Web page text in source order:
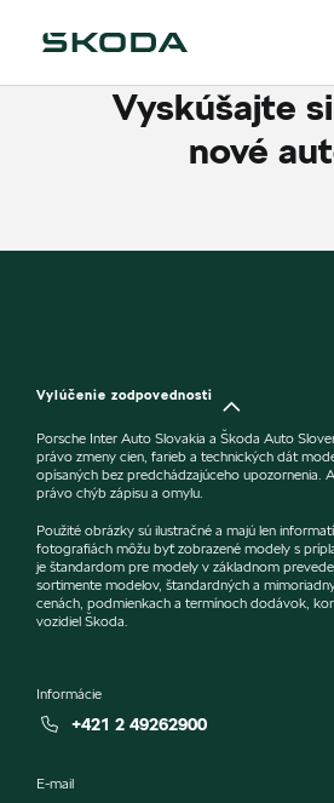
Vyskúšajte
nové
Vylúčenie zodpovednosti
Porsche Inter Auto Slovakia a Škoda Auto
právo zmeny cien, farieb a technických dát
opísaných bez predchádzajúceho upozornenia.
právo chýb zápisu a omylu.
Použité obrázky sú ilustračné a majú len
fotografiách môžu byť zobrazené modely s
je štandardom pre modely v základnom
sortimente modelov, štandardných a
cenách, podmienkach a termínoch dodávok,
vozidiel Škoda.
Informácie
+421 2 49262900
E-mail